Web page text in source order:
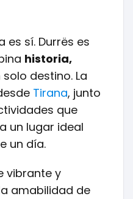
es sí. Durrës es
historia,
solo destino. La
Tirana, junto
que
un lugar ideal
un día.
vibrante y
amabilidad de